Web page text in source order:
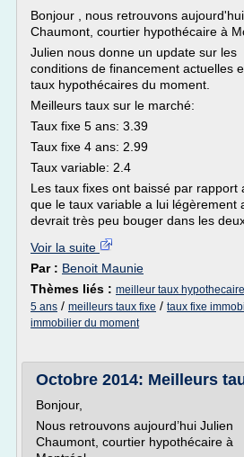
Bonjour , nous retrouvons
Chaumont, courtier hypothécaire à
Julien nous donne un update sur les
conditions de financement actuelles
taux hypothécaires du moment.
Meilleurs taux sur le marché:
Taux fixe 5 ans: 3.39
Taux fixe 4 ans: 2.99
Taux variable: 2.4
Les taux fixes ont baissé par rapport
que le taux variable a lui légèrement
devrait très peu bouger dans les
Voir la suite
Par : Benoit Maunie
Thèmes liés : meilleur taux
5 ans / meilleurs taux fixe / taux fixe
immobilier du moment
Octobre 2014: Meilleurs
Bonjour,
Nous retrouvons aujourd’hui Julien
Chaumont, courtier hypothécaire à